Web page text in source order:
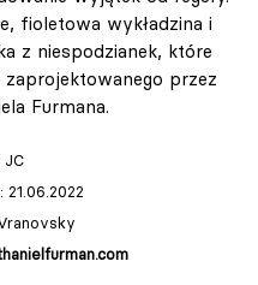
fioletowa wykładzina i
z niespodzianek, które
zaprojektowanego przez
Furmana.
JC